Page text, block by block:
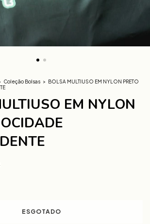
Coleção Bolsas > BOLSA MULTIUSO EM NYLON PRETO
EM NYLON